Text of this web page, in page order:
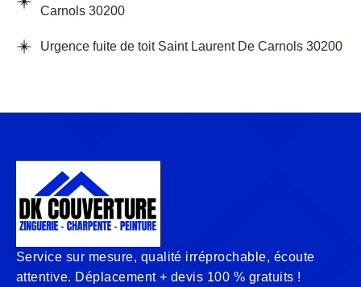
Carnols 30200
Urgence fuite de toit Saint Laurent De Carnols 30200
Service sur mesure, qualité irréprochable, écoute
attentive. Déplacement + devis 100 % gratuits !